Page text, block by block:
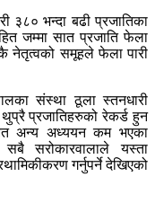
३८० भन्दा बढी प्रजातिका
जम्मा सात प्रजाति फेला
नेतृत्वको समूहले फेला पारी
संस्था ठूला स्तनधारी
प्रजातिहरुको रेकर्ड हुन
अन्य अध्ययन कम भएका
सरोकारवालाले यस्ता
गर्नुपर्ने देखिएको